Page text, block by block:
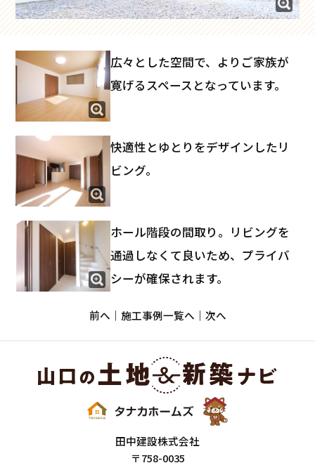
広々とした空間で、よりご家族が
寛げるスペースとなっています。
快適性とゆとりをデザインしたリ
ビング。
ホール階段の間取り。リビングを
通過しなくて良いため、プライバ
シーが確保されます。
前へ 施工事例一覧へ 次へ
田中建設株式会社
〒758-0035